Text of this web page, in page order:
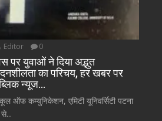
Editor 0
पर युवाओं ने दिया अद्भुत
का परिचय, हर खबर पर
न्यूज…
ऑफ कम्युनिकेशन, एमिटी यूनिवर्सिटी पटना